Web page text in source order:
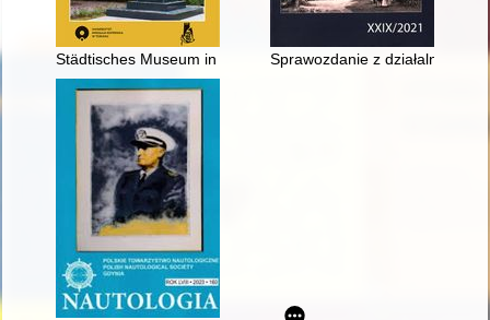
Städtisches Museum in Thorn in den Jahren 1896-1921 :
Sprawozdanie z działalności